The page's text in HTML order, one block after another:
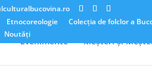
Etnocoreologie Colecția de folclor a
Noutăți
Evenimente Meșteri și